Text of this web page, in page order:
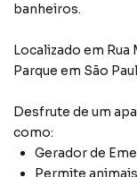
banheiros.
Localizado em Rua
Parque em São
Desfrute de um
como:
Gerador de
Permite animais